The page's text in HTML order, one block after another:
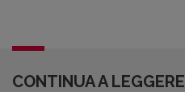
CONTINUA A LEGGERE